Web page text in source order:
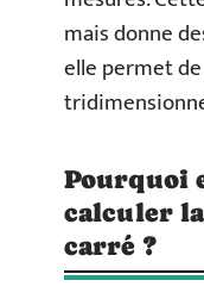
mais donne
elle permet
Pourquoi
calculer
carré ?